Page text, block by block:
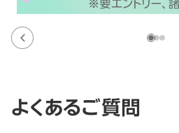
よくあるご質問